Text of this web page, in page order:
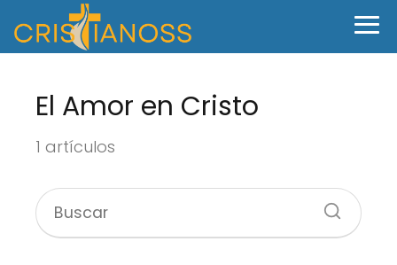
El Amor en Cristo
1 artículos